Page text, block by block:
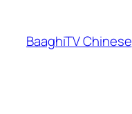
content
BaaghiTV Chinese